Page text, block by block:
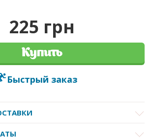
225 грн
Купить
Быстрый заказ